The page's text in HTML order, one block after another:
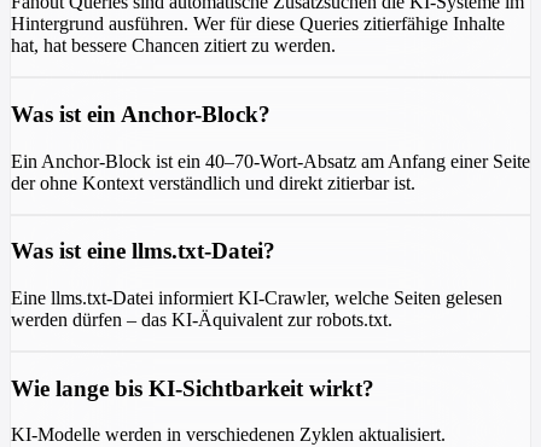
Hintergrund ausführen. Wer für diese Queries zitierfähige Inhalte
hat, hat bessere Chancen zitiert zu werden.
Was ist ein Anchor-Block?
Ein Anchor-Block ist ein 40–70-Wort-Absatz am Anfang einer Seite
der ohne Kontext verständlich und direkt zitierbar ist.
Was ist eine llms.txt-Datei?
Eine llms.txt-Datei informiert KI-Crawler, welche Seiten gelesen
werden dürfen – das KI-Äquivalent zur robots.txt.
Wie lange bis KI-Sichtbarkeit wirkt?
KI-Modelle werden in verschiedenen Zyklen aktualisiert.